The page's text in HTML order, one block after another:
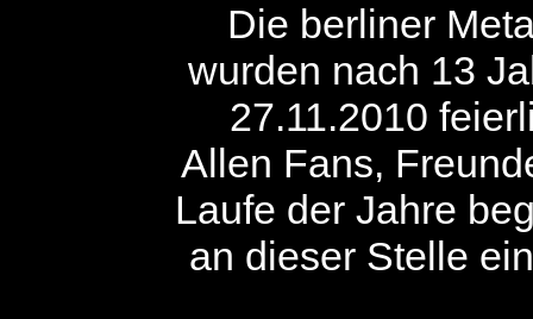
Die berliner
wurden nach 13
27.11.2010
Allen Fans,
Laufe der Jahre
an dieser Stelle